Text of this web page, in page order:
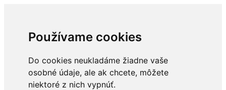
Používame cookies
Do cookies neukladáme žiadne vaše
osobné údaje, ale ak chcete, môžete
niektoré z nich vypnúť.